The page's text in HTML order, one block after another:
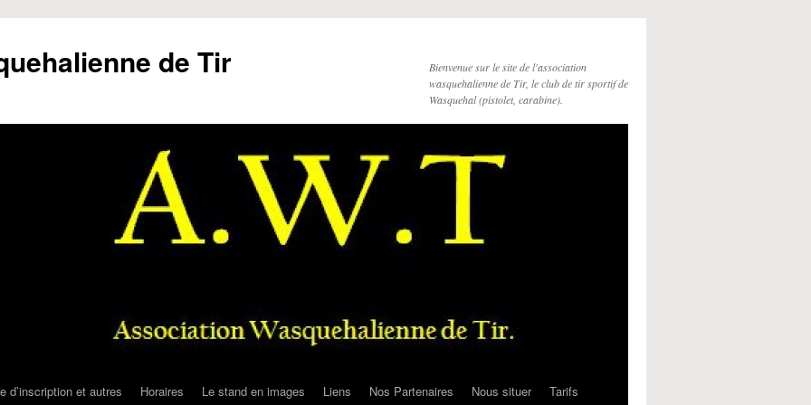
de Tir
Bienvenue sur le site de l'association
wasquehalienne de Tir, le club de tir sportif de
Wasquehal (pistolet, carabine).
d’inscription et autres Horaires Le stand en images Liens Nos Partenaires Nous situer Tarifs